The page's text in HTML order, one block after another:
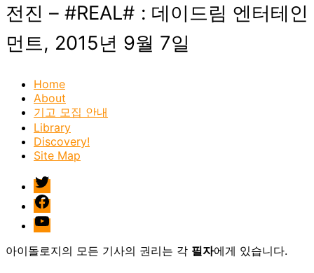
전진 – #REAL# : 데이드림 엔터테인
먼트, 2015년 9월 7일
Home
About
기고 모집 안내
Library
Discovery!
Site Map
twitter
facebook
Youtube
아이돌로지의 모든 기사의 권리는 각 필자에게 있습니다.